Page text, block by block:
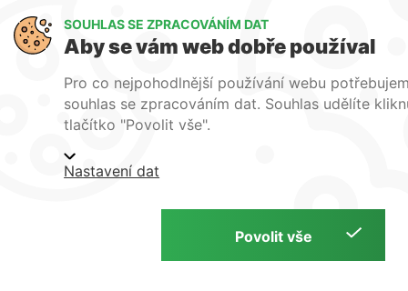
SOUHLAS SE ZPRACOVÁNÍM DAT
Aby se vám web dobře používal
Pro co nejpohodlnější používání webu
souhlas se zpracováním dat. Souhlas udělíte
tlačítko "Povolit vše".
Nastavení dat